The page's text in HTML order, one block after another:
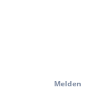
Melden